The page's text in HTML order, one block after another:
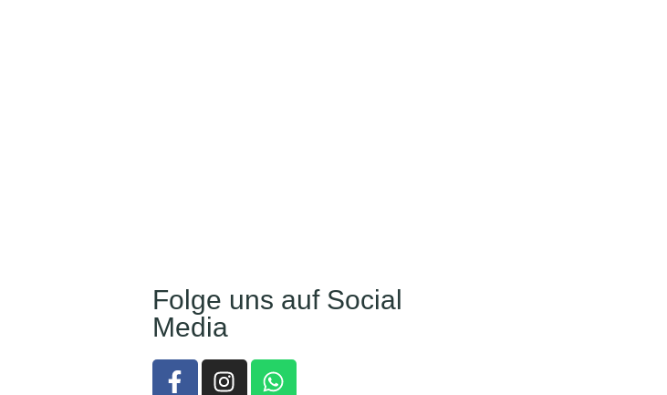
Folge uns auf Social
Media